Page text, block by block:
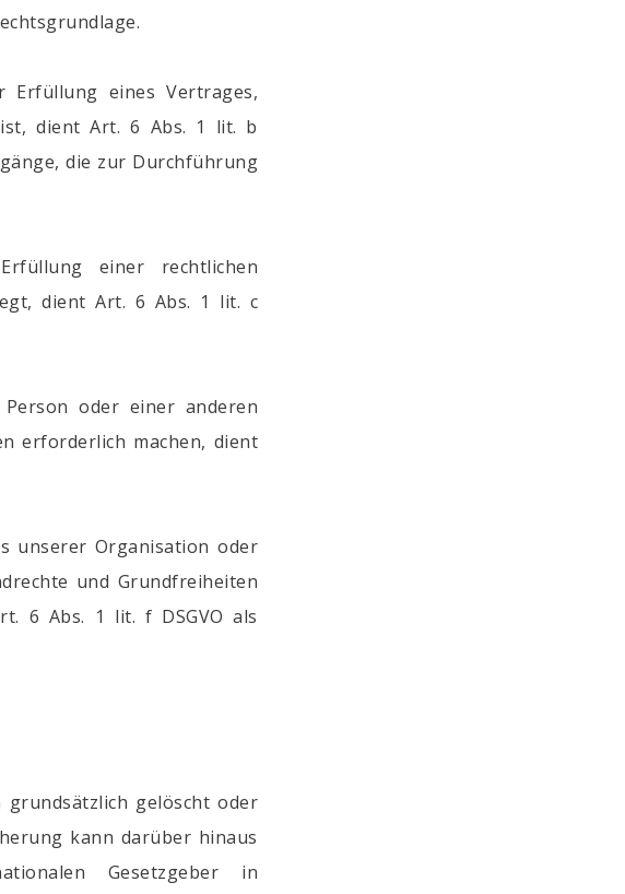
Erfüllung eines Vertrages,
dient Art. 6 Abs. 1 lit. b
die zur Durchführung
einer rechtlichen
dient Art. 6 Abs. 1 lit. c
oder einer anderen
erforderlich machen, dient
unserer Organisation oder
und Grundfreiheiten
6 Abs. 1 lit. f DSGVO als
gelöscht oder
kann darüber hinaus
Gesetzgeber in